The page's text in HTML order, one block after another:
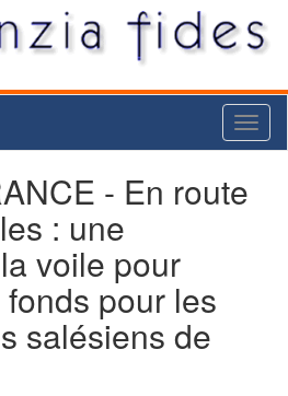
- En route
: une
voile pour
pour les
salésiens de